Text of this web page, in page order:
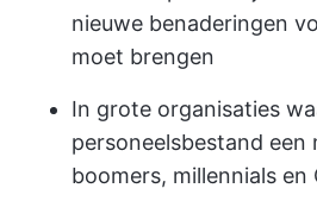
nieuwe benaderingen
moet brengen
In grote organisaties
personeelsbestand een
boomers, millennials en